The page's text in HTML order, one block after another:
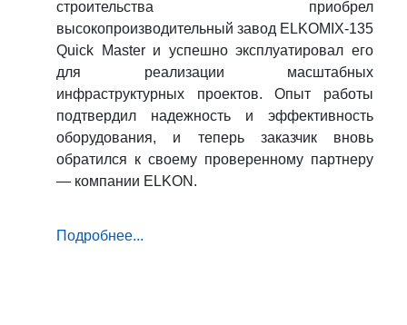
строительства приобрел
высокопроизводительный завод ELKOMIX-135
Quick Master и успешно эксплуатировал его
для реализации масштабных
инфраструктурных проектов. Опыт работы
подтвердил надежность и эффективность
оборудования, и теперь заказчик вновь
обратился к своему проверенному партнеру
— компании ELKON.
Подробнее...